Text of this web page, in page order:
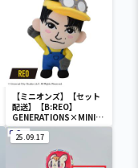
【ミニオンズ】【セット
配送】【B:REO】
GENERATIONS×MINIO
N ミニぬいぐるみ～コス
プレデザインVer.2～
25.09.17